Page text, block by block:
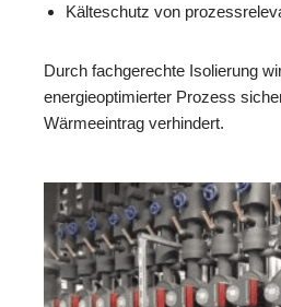
Kälteschutz von
Durch fachgerechte Isolierung
energieoptimierter Prozess
Wärmeeintrag verhindert.